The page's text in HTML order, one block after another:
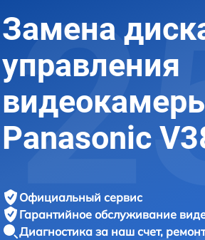
Замена
управления
Panasonic
Официальный сервис
Гарантийное обслуживание
Диагностика за наш счет,